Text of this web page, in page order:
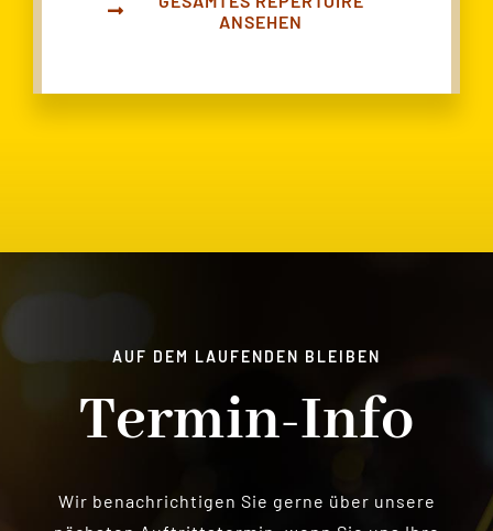
GESAMTES REPERTOIRE
ANSEHEN
AUF DEM LAUFENDEN BLEIBEN
Termin-Info
Wir benachrichtigen Sie gerne über unsere